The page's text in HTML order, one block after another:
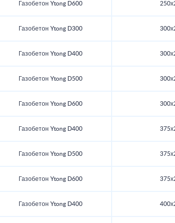
Газобетон Ytong D600
Газобетон Ytong D300
Газобетон Ytong D400
Газобетон Ytong D500
Газобетон Ytong D600
Газобетон Ytong D400
Газобетон Ytong D500
Газобетон Ytong D600
Газобетон Ytong D400